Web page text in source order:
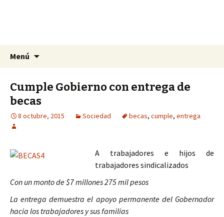
La Yunta de Tepic
La nueva opción en información
Menú
Cumple Gobierno con entrega de
becas
8 octubre, 2015 Sociedad becas, cumple, entrega
A trabajadores e hijos de
trabajadores sindicalizados
Con un monto de $7 millones 275 mil pesos
La entrega demuestra el apoyo permanente del Gobernador
hacia los trabajadores y sus familias